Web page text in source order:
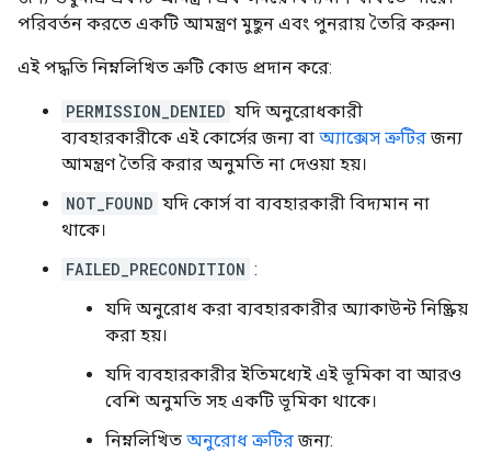
পরিবর্তন করতে একটি আমন্ত্রণ মুছুন এবং পুনরায় তৈরি করুন৷
এই পদ্ধতি নিম্নলিখিত ত্রুটি কোড প্রদান করে:
PERMISSION_DENIED যদি অনুরোধকারী
ব্যবহারকারীকে এই কোর্সের জন্য বা অ্যাক্সেস ত্রুটিরজন্য
আমন্ত্রণ তৈরি করার অনুমতি না দেওয়া হয়।
NOT_FOUND যদি কোর্স বা ব্যবহারকারী বিদ্যমান না
থাকে।
FAILED_PRECONDITION :
যদি অনুরোধ করা ব্যবহারকারীর অ্যাকাউন্ট নিষ্ক্রিয়
করা হয়।
যদি ব্যবহারকারীর ইতিমধ্যেই এই ভূমিকা বা আরও
বেশি অনুমতি সহ একটি ভূমিকা থাকে।
নিম্নলিখিত অনুরোধ ত্রুটিরজন্য: